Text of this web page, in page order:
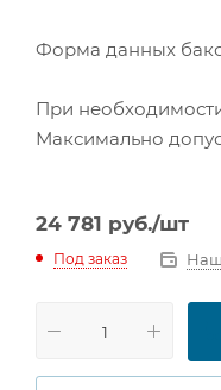
Форма данных
При
Максимально
24 781 руб./шт
Под заказ